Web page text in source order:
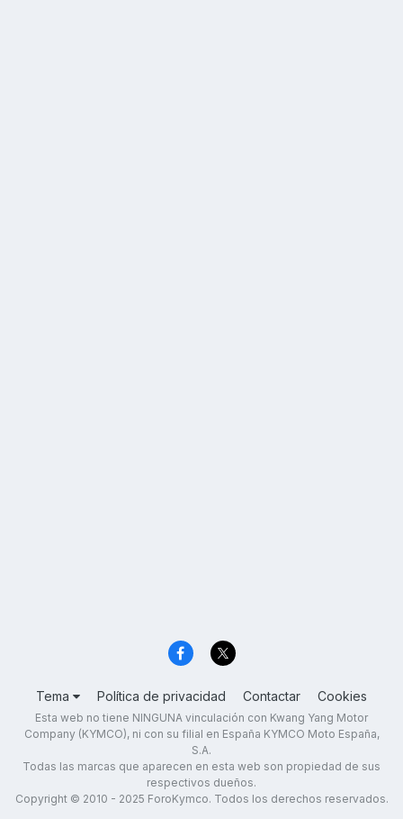
Tema Política de privacidad Contactar Cookies
Esta web no tiene NINGUNA vinculación con Kwang Yang Motor
Company (KYMCO), ni con su filial en España KYMCO Moto España,
S.A.
Todas las marcas que aparecen en esta web son propiedad de sus
respectivos dueños.
Copyright © 2010 - 2025 ForoKymco. Todos los derechos reservados.